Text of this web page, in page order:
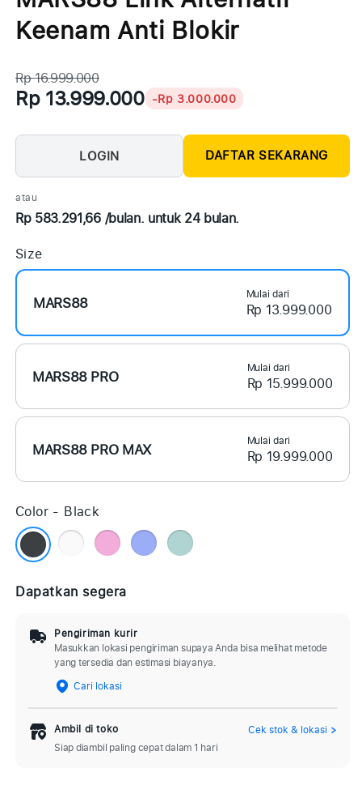
modal
Keenam Anti Blokir
Rp 16.999.000
Rp 13.999.000 -Rp 3.000.000
LOGIN DAFTAR SEKARANG
atau
Rp 583.291,66 /bulan. untuk 24 bulan.
Size
MARS88 Mulai dari
Rp 13.999.000
MARS88 PRO Mulai dari
Rp 15.999.000
MARS88 PRO MAX Mulai dari
Rp 19.999.000
Color - Black
Dapatkan segera
Pengiriman kurir
Masukkan lokasi pengiriman supaya Anda bisa melihat metode
yang tersedia dan estimasi biayanya.
Cari lokasi
Ambil di toko
Cek stok & lokasi
Siap diambil paling cepat dalam 1 hari